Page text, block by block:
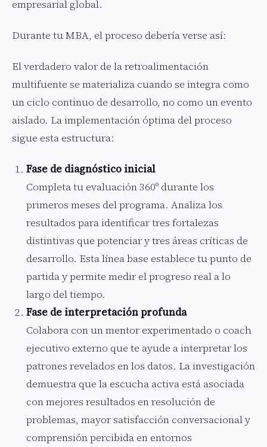
empresarial global.
Durante tu MBA, el proceso debería verse así:
El verdadero valor de la retroalimentación
multifuente se materializa cuando se integra como
un ciclo continuo de desarrollo, no como un evento
aislado. La implementación óptima del proceso
sigue esta estructura:
Fase de diagnóstico inicial
Completa tu evaluación 360º durante los
primeros meses del programa. Analiza los
resultados para identificar tres fortalezas
distintivas que potenciar y tres áreas críticas de
desarrollo. Esta línea base establece tu punto de
partida y permite medir el progreso real a lo
largo del tiempo.
Fase de interpretación profunda
Colabora con un mentor experimentado o coach
ejecutivo externo que te ayude a interpretar los
patrones revelados en los datos. La investigación
demuestra que la escucha activa está asociada
con mejores resultados en resolución de
problemas, mayor satisfacción conversacional y
comprensión percibida en entornos